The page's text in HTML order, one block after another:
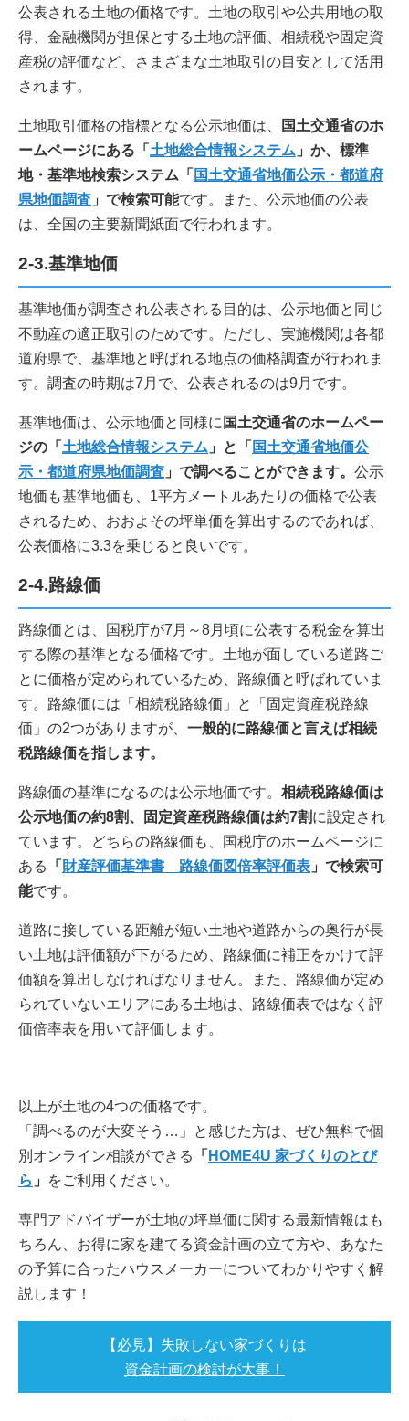
公表される土地の価格です。土地の取引や公共用地の取
得、金融機関が担保とする土地の評価、相続税や固定資
産税の評価など、さまざまな土地取引の目安として活用
されます。
土地取引価格の指標となる公示地価は、
国土交通省のホ
ームページにある「 土地総合情報システム 」か、標準
地・基準地検索システム「 国土交通省地価公示・都道府
県地価調査 」で検索可能です。また、公示地価の公表
は、全国の主要新聞紙面で行われます。
2-3.基準地価
基準地価が調査され公表される目的は、公示地価と同じ
不動産の適正取引のためです。ただし、実施機関は各都
道府県で、基準地と呼ばれる地点の価格調査が行われま
す。調査の時期は7月で、公表されるのは9月です。
基準地価は、公示地価と同様に 国土交通省のホームペー
ジの「 土地総合情報システム 」と「 国土交通省地価公
示・都道府県地価調査 」で調べることができます。 公示
地価も基準地価も、1平方メートルあたりの価格で公表
されるため、おおよその坪単価を算出するのであれば、
公表価格に3.3を乗じると良いです。
2-4.路線価
路線価とは、国税庁が7月～8月頃に公表する税金を算出
する際の基準となる価格です。土地が面している道路ご
とに価格が定められているため、路線価と呼ばれていま
す。路線価には「相続税路線価」と「固定資産税路線
価」の2つがありますが、 一般的に路線価と言えば相続
税路線価を指します。
路線価の基準になるのは公示地価です。 相続税路線価は
公示地価の約8割、固定資産税路線価は約7割に設定され
ています。どちらの路線価も、国税庁のホームページに
ある
「 財産評価基準書 路線価図倍率評価表 」で検索可
能です。
道路に接している距離が短い土地や道路からの奥行が長
い土地は評価額が下がるため、路線価に補正をかけて評
価額を算出しなければなりません。また、路線価が定め
られていないエリアにある土地は、路線価表ではなく評
価倍率表を用いて評価します。
以上が土地の4つの価格です。
「調べるのが大変そう…」と感じた方は、ぜひ無料で個
別オンライン相談ができる
「 HOME4U 家づくりのとび
ら 」 をご利用ください。
専門アドバイザーが土地の坪単価に関する最新情報はも
ちろん、お得に家を建てる資金計画の立て方や、あなた
の予算に合ったハウスメーカーについてわかりやすく解
説します！
【必見】失敗しない家づくりは
資金計画の検討が大事！